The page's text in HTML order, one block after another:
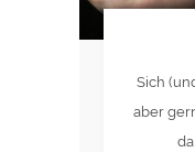
Sich
aber